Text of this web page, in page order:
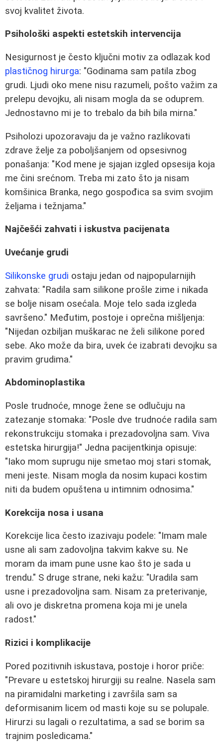
svoj kvalitet života.
Psihološki aspekti estetskih intervencija
Nesigurnost je često ključni motiv za odlazak kod
plastičnog hirurga: "Godinama sam patila zbog
grudi. Ljudi oko mene nisu razumeli, pošto važim za
prelepu devojku, ali nisam mogla da se oduprem.
Jednostavno mi je to trebalo da bih bila mirna."
Psiholozi upozoravaju da je važno razlikovati
zdrave želje za poboljšanjem od opsesivnog
ponašanja: "Kod mene je sjajan izgled opsesija koja
me čini srećnom. Treba mi zato što ja nisam
komšinica Branka, nego gospođica sa svim svojim
željama i težnjama."
Najčešći zahvati i iskustva pacijenata
Uvećanje grudi
Silikonske grudi ostaju jedan od najpopularnijih
zahvata: "Radila sam silikone prošle zime i nikada
se bolje nisam osećala. Moje telo sada izgleda
savršeno." Međutim, postoje i oprečna mišljenja:
"Nijedan ozbiljan muškarac ne želi silikone pored
sebe. Ako može da bira, uvek će izabrati devojku sa
pravim grudima."
Abdominoplastika
Posle trudnoće, mnoge žene se odlučuju na
zatezanje stomaka: "Posle dve trudnoće radila sam
rekonstrukciju stomaka i prezadovoljna sam. Viva
estetska hirurgija!" Jedna pacijentkinja opisuje:
"Iako mom suprugu nije smetao moj stari stomak,
meni jeste. Nisam mogla da nosim kupaci kostim
niti da budem opuštena u intimnim odnosima."
Korekcija nosa i usana
Korekcije lica često izazivaju podele: "Imam male
usne ali sam zadovoljna takvim kakve su. Ne
moram da imam pune usne kao što je sada u
trendu." S druge strane, neki kažu: "Uradila sam
usne i prezadovoljna sam. Nisam za preterivanje,
ali ovo je diskretna promena koja mi je unela
radost."
Rizici i komplikacije
Pored pozitivnih iskustava, postoje i horor priče:
"Prevare u estetskoj hirurgiji su realne. Nasela sam
na piramidalni marketing i završila sam sa
deformisanim licem od masti koje su se polupale.
Hirurzi su lagali o rezultatima, a sad se borim sa
trajnim posledicama."